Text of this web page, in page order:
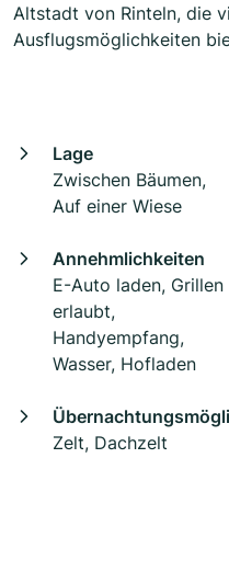
Altstadt von Rinteln, die
Ausflugsmöglichkeiten
Lage
Zwischen Bäumen,
Auf einer Wiese
Annehmlichkeiten
E-Auto laden, Grillen
erlaubt,
Handyempfang,
Wasser, Hofladen
Zelt, Dachzelt